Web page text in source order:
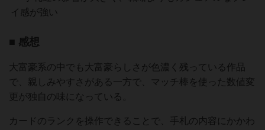
イ感が強い
■ 感想
大富豪系の中でも大富豪らしさが色濃く残っている作品
で、親しみやすさがある一方で、マッチ棒を使った数値変
更が独自の味になっている。
カードのランクを操作できることで、手札の内容にかかわ